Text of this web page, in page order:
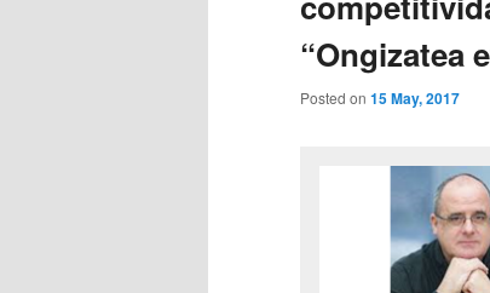
“Ongizatea
Posted on 15 May, 2017